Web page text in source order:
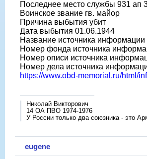
Последнее место службы 931 ап
Воинское звание гв. майор
Причина выбытия убит
Дата выбытия 01.06.1944
Название источника
Номер фонда источника
Номер описи источника
Номер дела источника
https://www.obd-memorial.ru/html/
Николай Викторович
14 ОА ПВО 1974-1976
У России только два союзника - это
eugene